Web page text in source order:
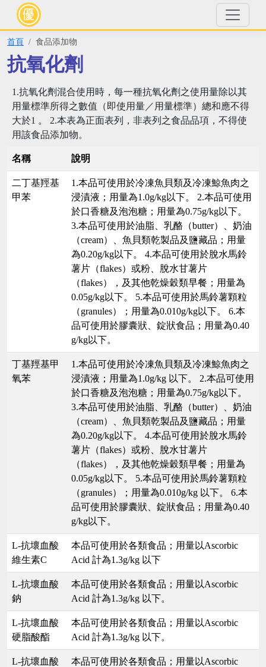
首頁 食品添加物
抗氧化劑
1.抗氧化劑混合使用時，每一種抗氧化劑之使用量除以其
用量標準所得之數值（即使用量／用量標準）總和應不得
大於1 。 2.本表為正面表列，非表列之食品品項，不得使
用該食品添加物。
名稱 說明
二丁基羥基
甲苯
1.本品可使用於冷凍魚貝類及冷凍鯨魚肉之
浸漬液；用量為1.0g/kg以下。 2.本品可使用
於口香糖及泡泡糖；用量為0.75g/kg以下。
3.本品可使用於油脂、乳酪（butter）、奶油
（cream）、魚貝類乾製品及鹽藏品；用量
為0.20g/kg以下。 4.本品可使用於脫水馬鈴
薯片（flakes）或粉、脫水甘薯片
（flakes），及其他乾燥穀類早餐；用量為
0.05g/kg以下。 5.本品可使用於馬鈴薯顆粒
（granules）；用量為0.010g/kg以下。 6.本
品可使用於膠囊狀、錠狀食品；用量為0.40
g/kg以下。
丁基羥基甲
氧苯
1.本品可使用於冷凍魚貝類及冷凍鯨魚肉之
浸漬液；用量為1.0g/kg 以下。 2.本品可使用
於口香糖及泡泡糖；用量為0.75g/kg以下。
3.本品可使用於油脂、乳酪（butter）、奶油
（cream）、魚貝類乾製品及鹽藏品；用量
為0.20g/kg以下。 4.本品可使用於脫水馬鈴
薯片（flakes）或粉、脫水甘薯片
（flakes），及其他乾燥穀類早餐；用量為
0.05g/kg以下。 5.本品可使用於馬鈴薯顆粒
（granules）；用量為0.010g/kg 以下。 6.本
品可使用於膠囊狀、錠狀食品；用量為0.40
g/kg以下。
L-抗壞血酸
維生素C
本品可使用於各類食品；用量以Ascorbic
Acid 計為1.3g/kg 以下
L-抗壞血酸
鈉
本品可使用於各類食品；用量以Ascorbic
Acid 計為1.3g/kg 以下。
L-抗壞血酸
硬脂酸酯
本品可使用於各類食品；用量以Ascorbic
Acid 計為1.3g/kg 以下。
L-抗壞血酸
本品可使用於各類食品；用量以Ascorbic